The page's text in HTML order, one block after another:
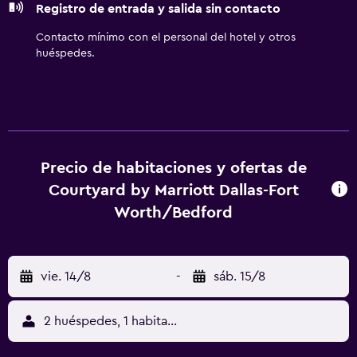
Registro de entrada y salida sin contacto
Contacto mínimo con el personal del hotel y otros
huéspedes.
Precio de habitaciones y ofertas de
Courtyard by Marriott Dallas-Fort
Worth/Bedford
vie. 14/8 - sáb. 15/8
2 huéspedes, 1 habitación